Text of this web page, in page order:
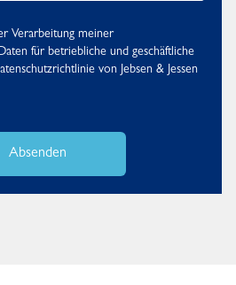
Verarbeitung meiner
für betriebliche und geschäftliche
von Jebsen & Jessen
Absenden